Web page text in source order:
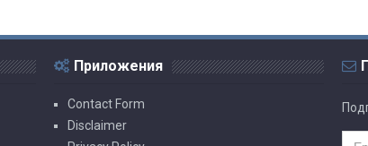
Приложения
Contact Form
Disclaimer